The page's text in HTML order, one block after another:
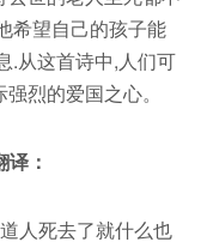
希望自己的孩子能
.从这首诗中,人们可
烈的爱国之心。
译：
人死去了就什么也